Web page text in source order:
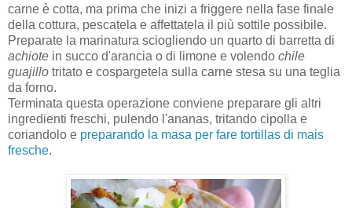
carne è cotta, ma prima che inizi a friggere nella fase finale
della cottura, pescatela e affettatela il più sottile possibile.
Preparate la marinatura sciogliendo un quarto di barretta di
achiote in succo d'arancia o di limone e volendo chile
guajillo tritato e cospargetela sulla carne stesa su una teglia
da forno.
Terminata questa operazione conviene preparare gli altri
ingredienti freschi, pulendo l'ananas, tritando cipolla e
coriandolo e preparando la masa per fare tortillas di mais
fresche.